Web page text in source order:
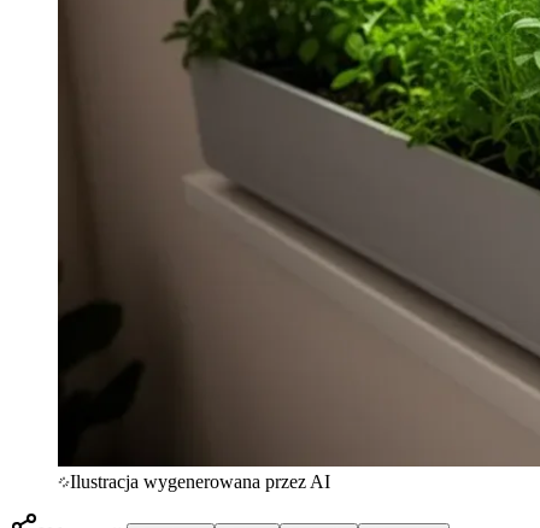
Ilustracja wygenerowana przez AI